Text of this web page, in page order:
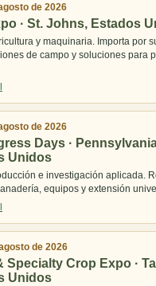
de 2026
· St. Johns, Estados
y maquinaria. Importa por
de campo y soluciones para
de 2026
Days ·
Unidos
e investigación aplicada.
equipos y extensión
de 2026
Specialty Crop Expo ·
Unidos